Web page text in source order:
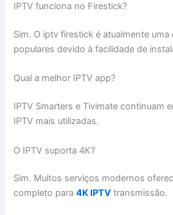
IPTV funciona no Firestick?
Sim. O iptv firestick é atualmente
populares devido à facilidade de
Qual a melhor IPTV app?
IPTV Smarters e Tivimate continuam
IPTV mais utilizadas.
O IPTV suporta 4K?
Sim. Muitos serviços modernos
completo para4K IPTV transmissão.